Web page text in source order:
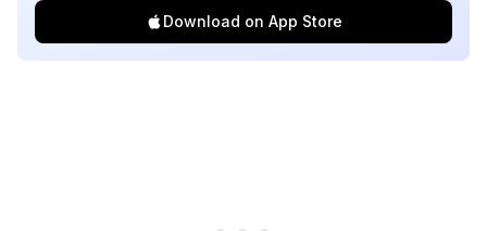
Download on App Store